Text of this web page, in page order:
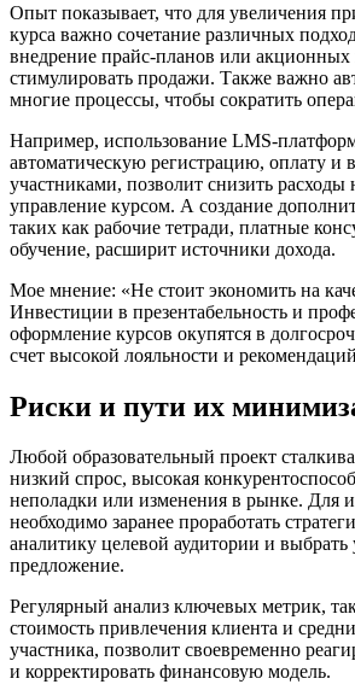
Опыт показывает, что для увеличения
курса важно сочетание различных
внедрение прайс-планов или
стимулировать продажи. Также важно
многие процессы, чтобы сократить
Например, использование LMS-
автоматическую регистрацию, оплату и
участниками, позволит снизить расходы
управление курсом. А создание
таких как рабочие тетради, платные
обучение, расширит источники дохода.
Мое мнение: «Не стоит экономить на
Инвестиции в презентабельность и
оформление курсов окупятся в
счет высокой лояльности и
Риски и пути их
Любой образовательный проект
низкий спрос, высокая
неполадки или изменения в рынке. Для
необходимо заранее проработать
аналитику целевой аудитории и выбрать
предложение.
Регулярный анализ ключевых метрик,
стоимость привлечения клиента и
участника, позволит своевременно
и корректировать финансовую модель.